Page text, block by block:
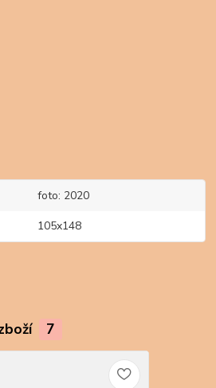
foto: 2020
105x148
7